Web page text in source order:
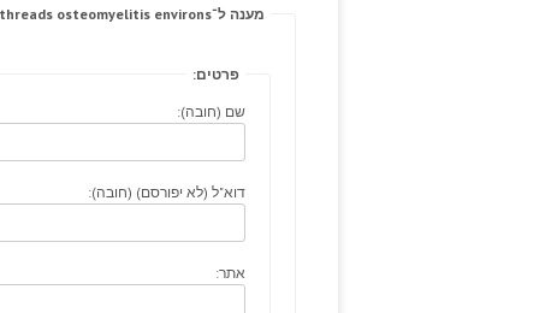
מענה ל־Prodrome betrayal: threads osteomyelitis environs.
פרטים:
שם (חובה):
דוא"ל (לא יפורסם) (חובה):
אתר: